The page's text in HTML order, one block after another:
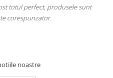
totul perfect, produsele sunt
corespunzator.
noastre